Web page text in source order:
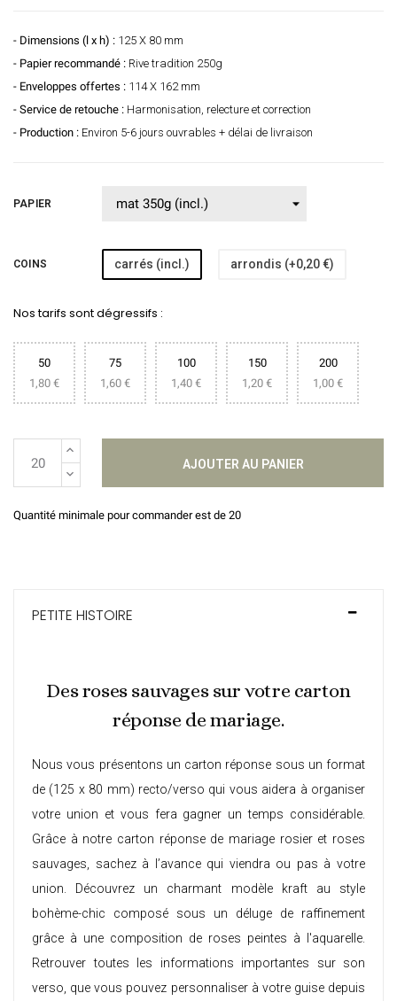
- Dimensions (l x h) : 125 X 80 mm
- Papier recommandé : Rive tradition 250g
- Enveloppes offertes : 114 X 162 mm
- Service de retouche : Harmonisation, relecture et correction
- Production : Environ 5-6 jours ouvrables + délai de livraison
PAPIER
COINS carrés (incl.) arrondis (+0,20 €)
Nos tarifs sont dégressifs :
50
1,80 €
75
1,60 €
100
1,40 €
150
1,20 €
200
1,00 €
AJOUTER AU PANIER
Quantité minimale pour commander est de 20
PETITE HISTOIRE
Des roses sauvages sur votre carton
réponse de mariage.
Nous vous présentons un carton réponse sous un format
de (125 x 80 mm) recto/verso qui vous aidera à organiser
votre union et vous fera gagner un temps considérable.
Grâce à notre carton réponse de mariage rosier et roses
sauvages, sachez à l’avance qui viendra ou pas à votre
union. Découvrez un charmant modèle kraft au style
bohème-chic composé sous un déluge de raffinement
grâce à une composition de roses peintes à l'aquarelle.
Retrouver toutes les informations importantes sur son
verso, que vous pouvez personnaliser à votre guise depuis